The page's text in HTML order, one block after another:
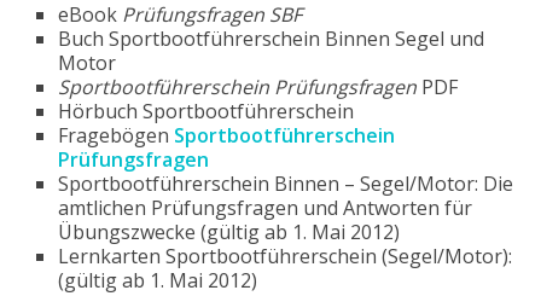
eBook Prüfungsfragen SBF
Buch Sportbootführerschein Binnen Segel und
Motor
Sportbootführerschein Prüfungsfragen PDF
Hörbuch Sportbootführerschein
Fragebögen Sportbootführerschein
Prüfungsfragen
Sportbootführerschein Binnen – Segel/Motor: Die
amtlichen Prüfungsfragen und Antworten für
Übungszwecke (gültig ab 1. Mai 2012)
Lernkarten Sportbootführerschein (Segel/Motor):
(gültig ab 1. Mai 2012)